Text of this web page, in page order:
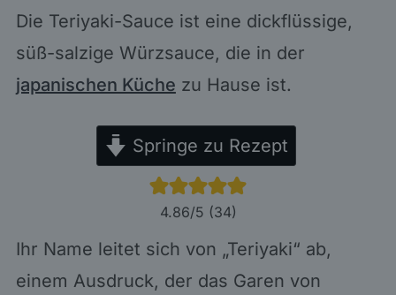
Die Teriyaki-Sauce ist eine dickflüssige,
süß-salzige Würzsauce, die in der
japanischen Küche zu Hause ist.
Springe zu Rezept
4.86/5 (34)
Ihr Name leitet sich von „Teriyaki“ ab,
einem Ausdruck, der das Garen von